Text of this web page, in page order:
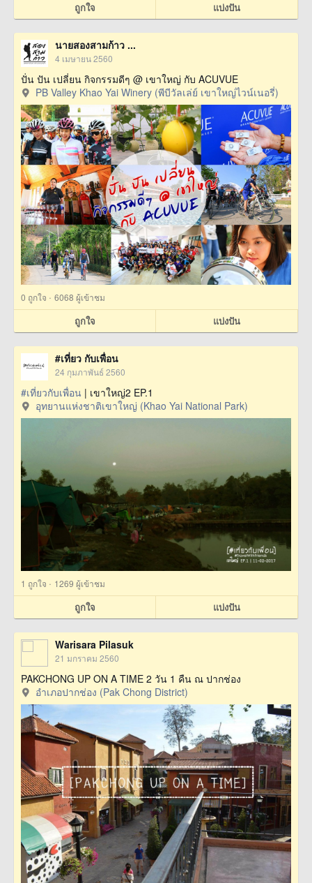
ถูกใจ แบ่งปัน
นายสองสามก้าว ...
4 เมษายน 2560
ปั่น ปัน เปลี่ยน กิจกรรมดีๆ @ เขาใหญ่ กับ ACUVUE
PB Valley Khao Yai Winery (พีบีวัลเล่ย์ เขาใหญ่ไวน์เนอรี่)
0 ถูกใจ · 6068 ผู้เข้าชม
ถูกใจ แบ่งปัน
#เที่ยว กับเพื่อน
24 กุมภาพันธ์ 2560
#เที่ยวกับเพื่อน | เขาใหญ่2 EP.1
อุทยานแห่งชาติเขาใหญ่ (Khao Yai National Park)
1 ถูกใจ · 1269 ผู้เข้าชม
ถูกใจ แบ่งปัน
Warisara Pilasuk
21 มกราคม 2560
PAKCHONG UP ON A TIME 2 วัน 1 คืน ณ ปากช่อง
อำเภอปากช่อง (Pak Chong District)